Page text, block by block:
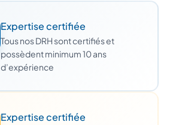
Expertise certifiée
Tous nos DRH sont certifiés et
possèdent minimum 10 ans
d’expérience
Expertise certifiée